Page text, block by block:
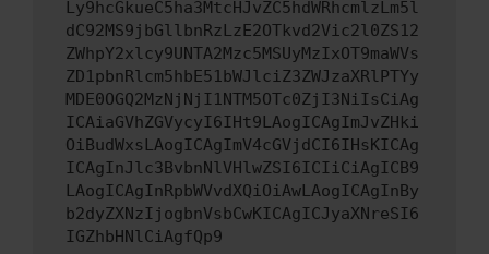
Ly9hcGkueC5ha3MtcHJvZC5hdWRhcmlzLm5l
dC92MS9jbGllbnRzLzE2OTkvd2Vic2l0ZS12
ZWhpY2xlcy9UNTA2Mzc5MSUyMzIxOT9maWVs
ZD1pbnRlcm5hbE51bWJlciZ3ZWJzaXRlPTYy
MDE0OGQ2MzNjNjI1NTM5OTc0ZjI3NiIsCiAg
ICAiaGVhZGVycyI6IHt9LAogICAgImJvZHki
OiBudWxsLAogICAgImV4cGVjdCI6IHsKICAg
ICAgInJlc3BvbnNlVHlwZSI6ICIiCiAgICB9
LAogICAgInRpbWVvdXQiOiAwLAogICAgInBy
b2dyZXNzIjogbnVsbCwKICAgICJyaXNreSI6
IGZhbHNlCiAgfQp9